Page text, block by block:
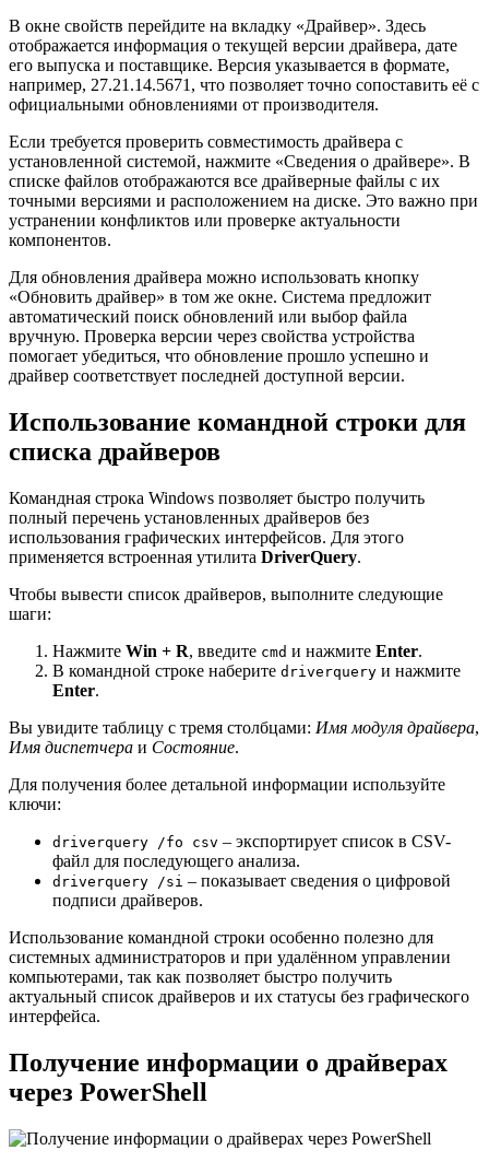
В окне свойств перейдите на вкладку «Драйвер». Здесь
отображается информация о текущей версии драйвера, дате
его выпуска и поставщике. Версия указывается в формате,
например, 27.21.14.5671, что позволяет точно сопоставить её с
официальными обновлениями от производителя.
Если требуется проверить совместимость драйвера с
установленной системой, нажмите «Сведения о драйвере». В
списке файлов отображаются все драйверные файлы с их
точными версиями и расположением на диске. Это важно при
устранении конфликтов или проверке актуальности
компонентов.
Для обновления драйвера можно использовать кнопку
«Обновить драйвер» в том же окне. Система предложит
автоматический поиск обновлений или выбор файла
вручную. Проверка версии через свойства устройства
помогает убедиться, что обновление прошло успешно и
драйвер соответствует последней доступной версии.
Использование командной строки для
списка драйверов
Командная строка Windows позволяет быстро получить
полный перечень установленных драйверов без
использования графических интерфейсов. Для этого
применяется встроенная утилита DriverQuery.
Чтобы вывести список драйверов, выполните следующие
шаги:
Нажмите Win + R, введите cmd и нажмите Enter.
В командной строке наберите driverquery и нажмите
Enter.
Вы увидите таблицу с тремя столбцами: Имя модуля драйвера,
Имя диспетчера и Состояние.
Для получения более детальной информации используйте
ключи:
driverquery /fo csv – экспортирует список в CSV-
файл для последующего анализа.
driverquery /si – показывает сведения о цифровой
подписи драйверов.
Использование командной строки особенно полезно для
системных администраторов и при удалённом управлении
компьютерами, так как позволяет быстро получить
актуальный список драйверов и их статусы без графического
интерфейса.
Получение информации о драйверах
через PowerShell